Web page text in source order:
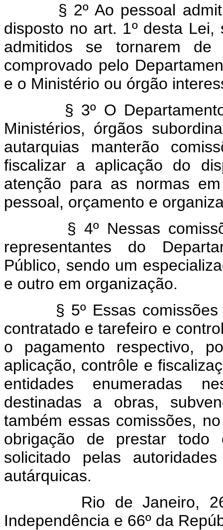
§ 2º Ao pessoal
disposto no art. 1º desta
admitidos se tornarem de
comprovado pelo
e o Ministério ou órgão
§ 3º O Departamento
Ministérios, órgãos
autarquias manterão
fiscalizar a aplicação do
atenção para as normas
pessoal, orçamento e
§ 4º Nessas
representantes do
Público, sendo um
e outro em organização.
§ 5º Essas comissões
contratado e tarefeiro e
o pagamento respectivo,
aplicação, contrôle e
entidades enumeradas
destinadas a obras,
também essas comissões,
obrigação de prestar
solicitado pelas
autárquicas.
Rio de Janeiro, 26 de
Independência e 66º da